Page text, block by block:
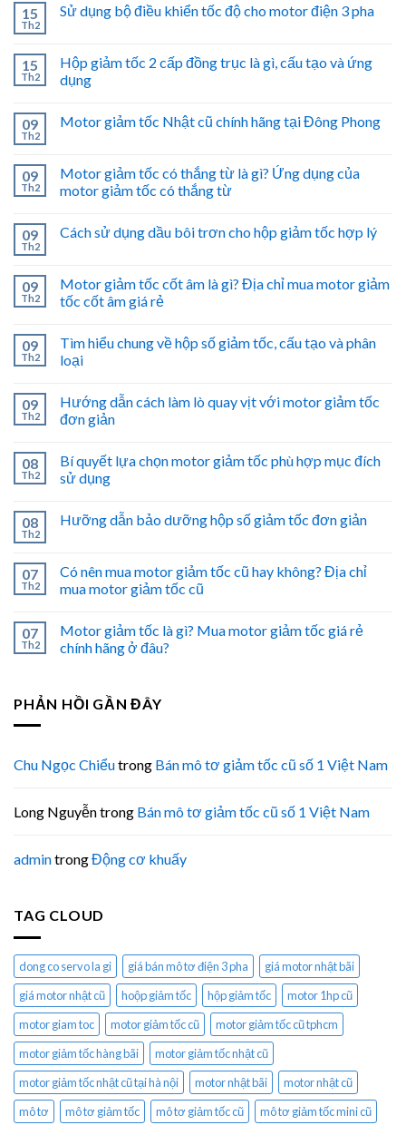
15
Th2
Sử dụng bộ điều khiển tốc độ cho motor điện 3 pha
15
Th2
Hộp giảm tốc 2 cấp đồng trục là gì, cấu tạo và ứng
dụng
09
Th2
Motor giảm tốc Nhật cũ chính hãng tại Đông Phong
09
Th2
Motor giảm tốc có thắng từ là gì? Ứng dụng của
motor giảm tốc có thắng từ
09
Th2
Cách sử dụng dầu bôi trơn cho hộp giảm tốc hợp lý
09
Th2
Motor giảm tốc cốt âm là gì? Địa chỉ mua motor giảm
tốc cốt âm giá rẻ
09
Th2
Tìm hiểu chung về hộp số giảm tốc, cấu tạo và phân
loại
09
Th2
Hướng dẫn cách làm lò quay vịt với motor giảm tốc
đơn giản
08
Th2
Bí quyết lựa chọn motor giảm tốc phù hợp mục đích
sử dụng
08
Th2
Hưỡng dẫn bảo dưỡng hộp số giảm tốc đơn giản
07
Th2
Có nên mua motor giảm tốc cũ hay không? Địa chỉ
mua motor giảm tốc cũ
07
Th2
Motor giảm tốc là gì? Mua motor giảm tốc giá rẻ
chính hãng ở đâu?
PHẢN HỒI GẦN ĐÂY
Chu Ngọc Chiểutrong Bán mô tơ giảm tốc cũ số 1 Việt Nam
Long Nguyễntrong Bán mô tơ giảm tốc cũ số 1 Việt Nam
admintrongĐộng cơ khuấy
TAG CLOUD
dong co servo la gi giá bán mô tơ điện 3 pha
giá motor nhật bãi
giá motor nhật cũ
hoộp giảm tốc hộp giảm tốc
motor 1hp cũ
motor giam toc
motor giảm tốc cũ
motor giảm tốc cũ tphcm
motor giảm tốc hàng bãi
motor giảm tốc nhật cũ
motor giảm tốc nhật cũ tại hà nội
motor nhật bãi
motor nhật cũ
mô tơ
mô tơ giảm tốc mô tơ giảm tốc cũ
mô tơ giảm tốc mini cũ